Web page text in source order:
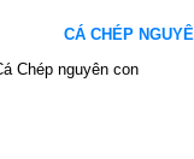
CÁ CHÉP